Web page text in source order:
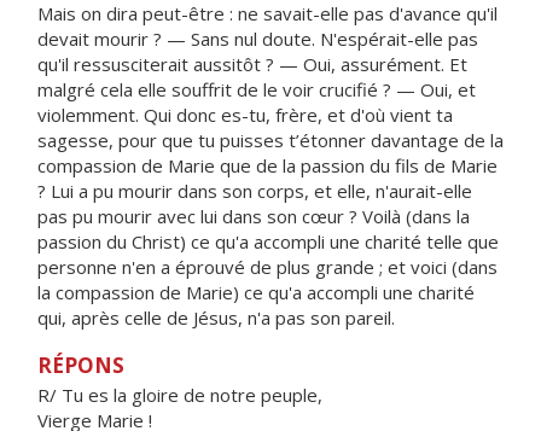
Mais on dira peut-être : ne savait-elle pas d'avance qu'il
devait mourir ? — Sans nul doute. N'espérait-elle pas
qu'il ressusciterait aussitôt ? — Oui, assurément. Et
malgré cela elle souffrit de le voir crucifié ? — Oui, et
violemment. Qui donc es-tu, frère, et d'où vient ta
sagesse, pour que tu puisses t’étonner davantage de la
compassion de Marie que de la passion du fils de Marie
? Lui a pu mourir dans son corps, et elle, n'aurait-elle
pas pu mourir avec lui dans son cœur ? Voilà (dans la
passion du Christ) ce qu'a accompli une charité telle que
personne n'en a éprouvé de plus grande ; et voici (dans
la compassion de Marie) ce qu'a accompli une charité
qui, après celle de Jésus, n'a pas son pareil.
RÉPONS
R/ Tu es la gloire de notre peuple,
Vierge Marie !